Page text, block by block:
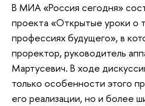
В МИА «Россия сегодня»
проекта «Открытые уроки о
профессиях будущего», в
проректор, руководитель
Мартусевич. В ходе
только особенности этого
его реализации, но и более